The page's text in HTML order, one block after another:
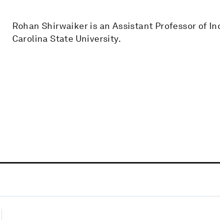
Rohan Shirwaiker is an Assistant Professor of
Carolina State University.